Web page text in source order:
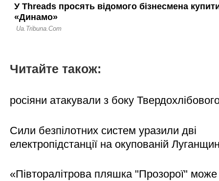
Читайте також:
росіяни атакували з боку
Сили безпілотних систем уразили дві
електропідстанції на окупованій
«Півторалітрова пляшка "Прозорої" може